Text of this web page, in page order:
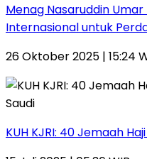
Menag Nasaruddin
Internasional untuk
26 Oktober 2025 | 15:24
KUH KJRI: 40 Jemaah